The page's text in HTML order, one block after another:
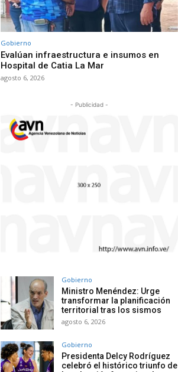
Gobierno
Evalúan infraestructura e insumos en
Hospital de Catia La Mar
agosto 6, 2026
- Publicidad -
Gobierno
Ministro Menéndez: Urge
transformar la planificación
territorial tras los sismos
agosto 6, 2026
Gobierno
Presidenta Delcy Rodríguez
celebró el histórico triunfo de